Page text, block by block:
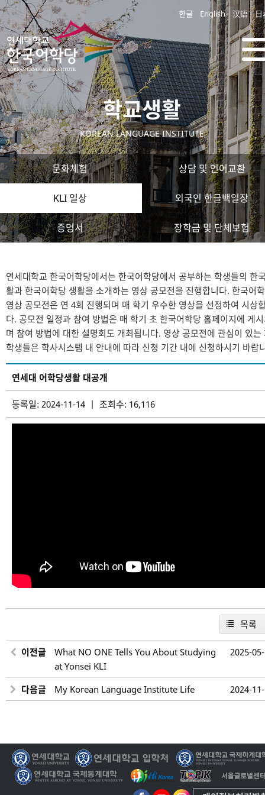
한글 English 汉语 日
학교생활
KOREAN LANGUAGE INSTITUTE
문화체험 상담 및 언어교환
KLI 일상 외국인 한글백일장
증명서 장학금 및 단체보험
연세대학교 한국어학당에서는 한국어학당에서 공부하는 학생들의 한
활과 한국어학당 생활을 소개하는 영상 공모전을 진행합니다. 한국어
영상 공모전은 연 4회 진행되며 매 학기 우수한 영상을 선정하여 시상
다. 공모전 일정과 참여 방법은 매 학기 초 한국어학당 홈페이지에 게
며 참여 방법에 대한 설명회도 개최됩니다. 영상 공모전에 관심이 있는
학생들은 학사시스템 내 안내에 따라 신청 기간 내에 신청하시기 바랍
연세대 어학당생활 대공개
등록일: 2024-11-14 | 조회수: 16,116
목록
이전글
What NO ONE Tells You About Studying
at Yonsei KLI
2025-
다음글 My Korean Language Institute Life 2024-